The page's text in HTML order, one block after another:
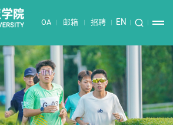
OA 邮箱 招聘 EN